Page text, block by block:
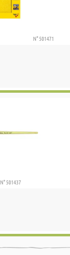
N° 501471
N° 501437